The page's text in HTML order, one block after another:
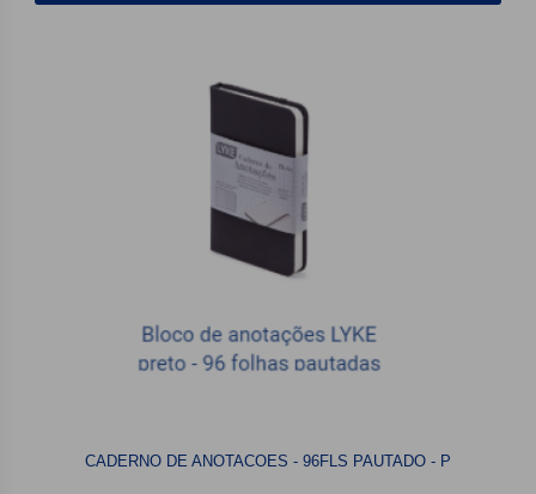
CADERNO DE ANOTACOES - 96FLS PAUTADO - P